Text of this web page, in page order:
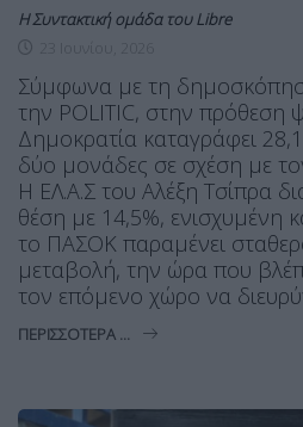
Η Συντακτική ομάδα του Libre
Σύμφωνα με τη
την POLITIC, στην πρόθεση
Δημοκρατία καταγράφει
δύο μονάδες σε σχέση με
Η ΕΛ.Α.Σ του Αλέξη Τσίπρα
θέση με 14,5%, ενισχυμένη
το ΠΑΣΟΚ παραμένει
μεταβολή, την ώρα που
τον επόμενο χώρο να
ΠΕΡΙΣΣΌΤΕΡΑ ...